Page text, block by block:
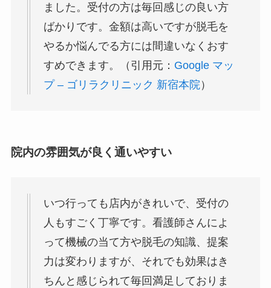
ました。受付の方は毎回感じの良い方
ばかりです。金額は高いですが脱毛を
やるか悩んでる方には間違いなくおす
すめできます。（引用元： Google マッ
プ – ゴリラクリニック 新宿本院）
院内の雰囲気が良く通いやすい
いつ行っても店内がきれいで、受付の
人もすごく丁寧です。看護師さんによ
って機械の当て方や脱毛の知識、提案
力は変わりますが、それでも効果はき
ちんと感じられて毎回満足しておりま